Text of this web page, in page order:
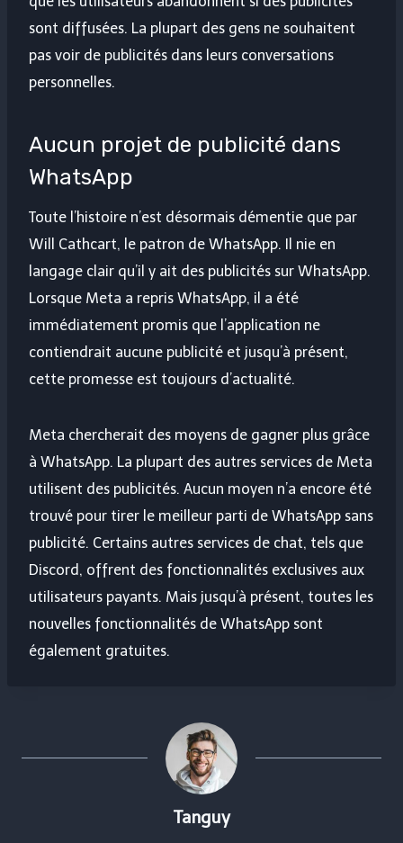
sont diffusées. La plupart des gens ne souhaitent
pas voir de publicités dans leurs conversations
personnelles.
Aucun projet de publicité dans
WhatsApp
Toute l’histoire n’est désormais démentie que par
Will Cathcart, le patron de WhatsApp. Il nie en
langage clair qu’il y ait des publicités sur WhatsApp.
Lorsque Meta a repris WhatsApp, il a été
immédiatement promis que l’application ne
contiendrait aucune publicité et jusqu’à présent,
cette promesse est toujours d’actualité.
Meta chercherait des moyens de gagner plus grâce
à WhatsApp. La plupart des autres services de Meta
utilisent des publicités. Aucun moyen n’a encore été
trouvé pour tirer le meilleur parti de WhatsApp sans
publicité. Certains autres services de chat, tels que
Discord, offrent des fonctionnalités exclusives aux
utilisateurs payants. Mais jusqu’à présent, toutes les
nouvelles fonctionnalités de WhatsApp sont
également gratuites.
Tanguy